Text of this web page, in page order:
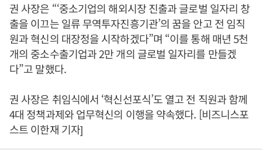
권 사장은 “‘중소기업의 해외시장 진출과 글로벌 일자리 창
출을 이끄는 일류 무역투자진흥기관’의 꿈을 안고 전 임직
원과 혁신의 대장정을 시작하겠다”며 “이를 통해 매년 5천
개의 중소수출기업과 2만 개의 글로벌 일자리를 만들겠
다”고 말했다.
권 사장은 취임식에서 ‘혁신선포식’도 열고 전 직원과 함께
4대 정책과제와 업무혁신의 이행을 약속했다. [비즈니스포
스트 이한재 기자]